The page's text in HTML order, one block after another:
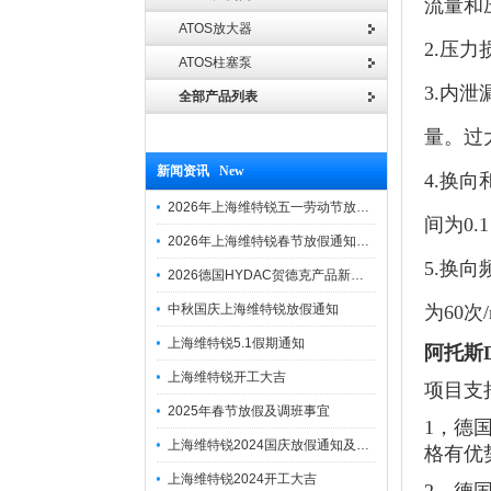
ATOS放大器
ATOS柱塞泵
全部产品列表
新闻资讯 New
2026年上海维特锐五一劳动节放假通知
2026年上海维特锐春节放假通知及调班安排
2026德国HYDAC贺德克产品新到一批现货
中秋国庆上海维特锐放假通知
上海维特锐5.1假期通知
上海维特锐开工大吉
2025年春节放假及调班事宜
上海维特锐2024国庆放假通知及调休安排
上海维特锐2024开工大吉
流量和
2.压力
3.内泄
量。过
4.换向
间为
5.换向
为60次
阿托斯
项目支
1，德
格有优